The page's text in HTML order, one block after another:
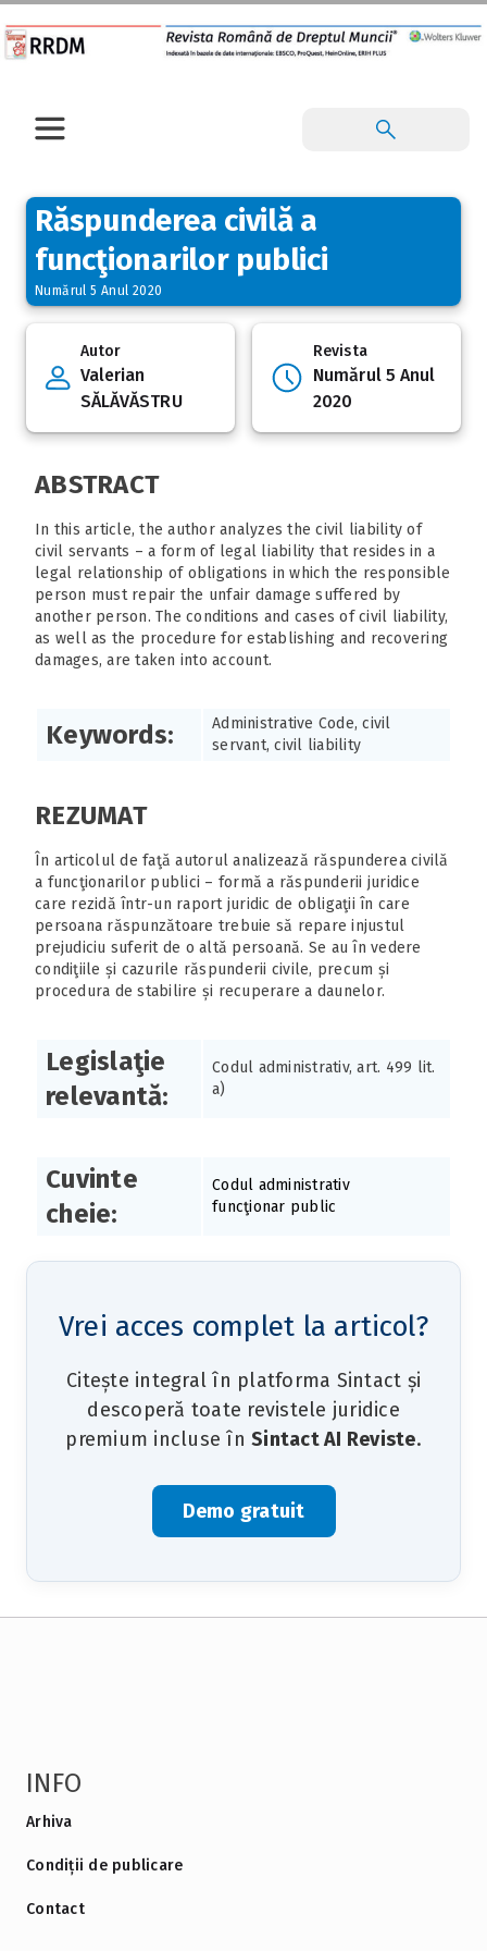
Răspunderea civilă a
funcţionarilor publici
Numărul 5 Anul 2020
Autor
Valerian
SĂLĂVĂSTRU
Revista
Numărul 5 Anul
2020
ABSTRACT
In this article, the author analyzes the civil liability of
civil servants – a form of legal liability that resides in a
legal relationship of obligations in which the responsible
person must repair the unfair damage suffered by
another person. The conditions and cases of civil liability,
as well as the procedure for establishing and recovering
damages, are taken into account.
Keywords:
Administrative Code, civil
servant, civil liability
REZUMAT
În articolul de faţă autorul analizează răspunderea civilă
a funcţionarilor publici – formă a răspunderii juridice
care rezidă într-un raport juridic de obligaţii în care
persoana răspunzătoare trebuie să repare injustul
prejudiciu suferit de o altă persoană. Se au în vedere
condiţiile și cazurile răspunderii civile, precum și
procedura de stabilire și recuperare a daunelor.
Legislaţie
relevantă:
Codul administrativ, art. 499 lit.
a)
Cuvinte
cheie:
Codul administrativ
funcţionar public
Vrei acces complet la articol?
Citește integral în platforma Sintact și
descoperă toate revistele juridice
premium incluse în Sintact AI Reviste.
Demo gratuit
INFO
Arhiva
Condiții de publicare
Contact